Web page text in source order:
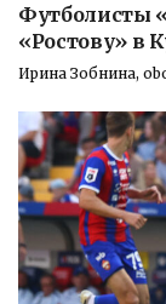
Футболисты
«Ростову» в
Ирина Зобнина,